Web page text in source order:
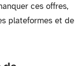
ces offres,
plateformes et de